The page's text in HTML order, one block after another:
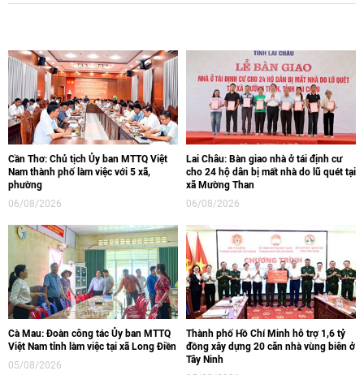
Cần Thơ: Chủ tịch Ủy ban MTTQ Việt
Nam thành phố làm việc với 5 xã,
phường
06/08/2026
Lai Châu: Bàn giao nhà ở tái định cư
cho 24 hộ dân bị mất nhà do lũ quét tại
xã Mường Than
06/08/2026
Cà Mau: Đoàn công tác Ủy ban MTTQ
Việt Nam tỉnh làm việc tại xã Long Điền
05/08/2026
Thành phố Hồ Chí Minh hỗ trợ 1,6 tỷ
đồng xây dựng 20 căn nhà vùng biên ở
Tây Ninh